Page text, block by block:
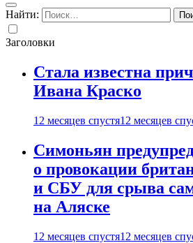
Найти:
Заголовки
Стала известна
Ивана Краско
12 месяцев спустя12 месяцев
Симоньян
о провокации
и СБУ для срыва
на Аляске
12 месяцев спустя12 месяцев